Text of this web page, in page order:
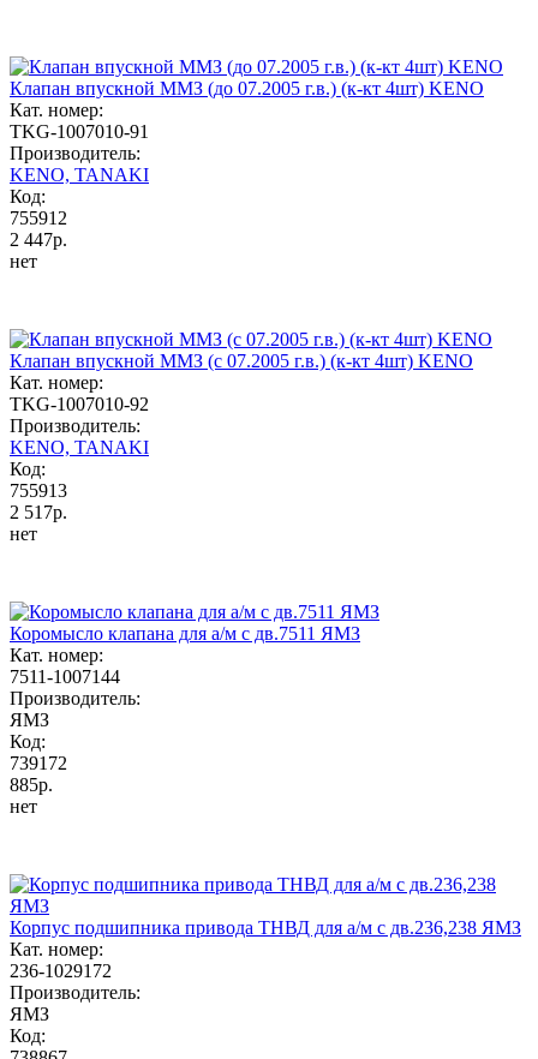
Клапан впускной ММЗ (до 07.2005 г.в.) (к-кт 4шт) KENO
Кат. номер:
TKG-1007010-91
Производитель:
KENO, TANAKI
Код:
755912
2 447р.
нет
Клапан впускной ММЗ (с 07.2005 г.в.) (к-кт 4шт) KENO
Кат. номер:
TKG-1007010-92
Производитель:
KENO, TANAKI
Код:
755913
2 517р.
нет
Коромысло клапана для а/м с дв.7511 ЯМЗ
Кат. номер:
7511-1007144
Производитель:
ЯМЗ
Код:
739172
885р.
нет
Корпус подшипника привода ТНВД для а/м с дв.236,238 ЯМЗ
Кат. номер:
236-1029172
Производитель:
ЯМЗ
Код: